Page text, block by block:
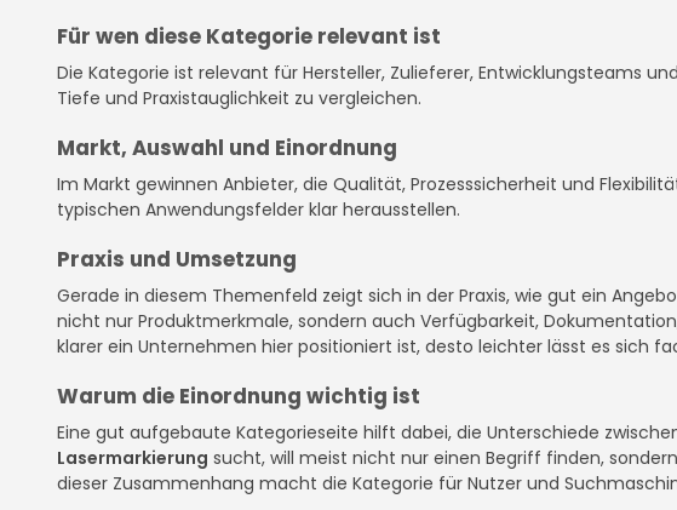
Für wen diese Kategorie relevant ist
Die Kategorie ist relevant für Hersteller, Zulieferer, Entwicklungsteams
Tiefe und Praxistauglichkeit zu vergleichen.
Markt, Auswahl und Einordnung
Im Markt gewinnen Anbieter, die Qualität, Prozesssicherheit und
typischen Anwendungsfelder klar herausstellen.
Praxis und Umsetzung
Gerade in diesem Themenfeld zeigt sich in der Praxis, wie gut ein
nicht nur Produktmerkmale, sondern auch Verfügbarkeit,
klarer ein Unternehmen hier positioniert ist, desto leichter lässt es sich
Warum die Einordnung wichtig ist
Eine gut aufgebaute Kategorieseite hilft dabei, die Unterschiede
Lasermarkierung sucht, will meist nicht nur einen Begriff finden,
dieser Zusammenhang macht die Kategorie für Nutzer und